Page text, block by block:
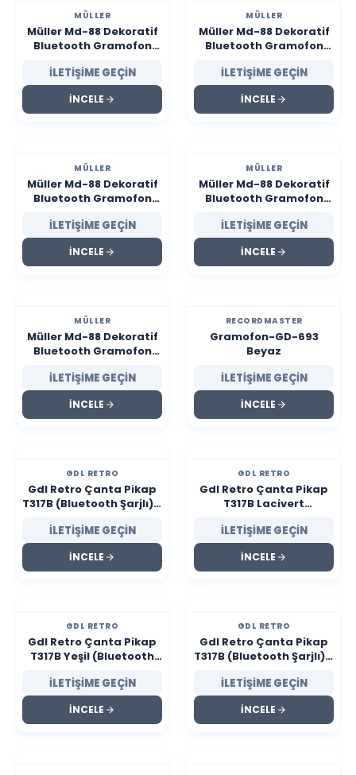
MÜLLER
Müller Md-88 Dekoratif
Bluetooth Gramofon
İLETİŞİME GEÇİN
İNCELE
MÜLLER
Müller Md-88 Dekoratif
Bluetooth Gramofon
İLETİŞİME GEÇİN
İNCELE
MÜLLER
Müller Md-88 Dekoratif
Bluetooth Gramofon
220*200*400Mm
İLETİŞİME GEÇİN
İNCELE
MÜLLER
Müller Md-88 Dekoratif
Bluetooth Gramofon
220*200*400Mm
İLETİŞİME GEÇİN
İNCELE
MÜLLER
Müller Md-88 Dekoratif
Bluetooth Gramofon
220*200*400Mm
İLETİŞİME GEÇİN
İNCELE
RECORDMASTER
Gramofon-GD-693
Beyaz
İLETİŞİME GEÇİN
İNCELE
GDL RETRO
Gdl Retro Çanta Pikap
T317B (Bluetooth Şarjlı) -
İLETİŞİME GEÇİN
İNCELE
GDL RETRO
Gdl Retro Çanta Pikap
T317B Lacivert
İLETİŞİME GEÇİN
İNCELE
GDL RETRO
Gdl Retro Çanta Pikap
T317B Yeşil (Bluetooth
İLETİŞİME GEÇİN
İNCELE
GDL RETRO
Gdl Retro Çanta Pikap
T317B (Bluetooth Şarjlı) -
İLETİŞİME GEÇİN
İNCELE